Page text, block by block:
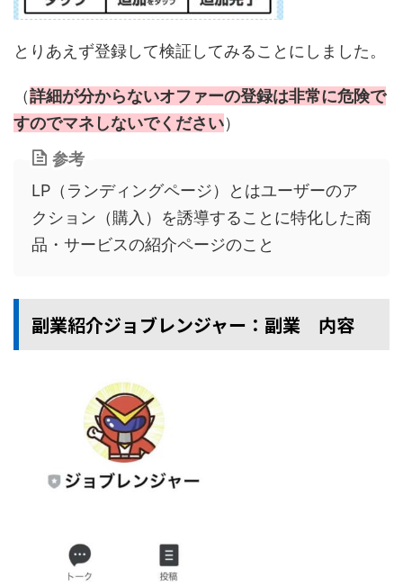
とりあえず登録して検証してみることにしました。
（詳細が分からないオファーの登録は非常に危険で
すのでマネしないでください）
参考
LP（ランディングページ）とはユーザーのア
クション（購入）を誘導することに特化した商
品・サービスの紹介ページのこと
副業紹介ジョブレンジャー：副業 内容